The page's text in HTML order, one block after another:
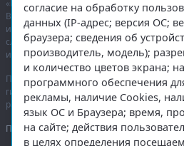
«Правда Севера».
Выписка из реестра зарегистрированных
информации:ЭЛ № ФС 77-74226от
службой по надзору в сфере связи,
и массовых коммуникаций
При полном или частичном
гиперссылка на
обязательна.
разрешения администрации сайта
Правовая информация.
согласие на обработку
данных (IP-адрес; версия ОС;
браузера; сведения об
производитель, модель);
и количество цветов экрана;
программного обеспечения
рекламы, наличие Cookies,
язык ОС и Браузера; время,
на сайте; действия
в целях определения